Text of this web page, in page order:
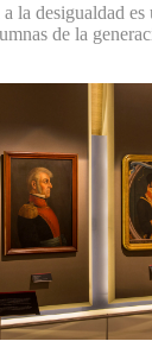
la desigualdad
de la